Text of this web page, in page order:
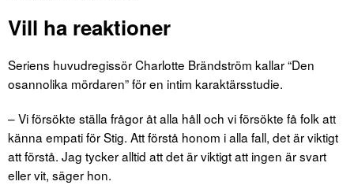
Vill ha reaktioner
Seriens huvudregissör Charlotte Brändström kallar “Den
osannolika mördaren” för en intim karaktärsstudie.
– Vi försökte ställa frågor åt alla håll och vi försökte få folk att
känna empati för Stig. Att förstå honom i alla fall, det är viktigt
att förstå. Jag tycker alltid att det är viktigt att ingen är svart
eller vit, säger hon.